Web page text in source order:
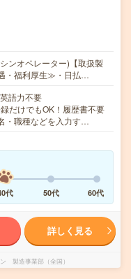
ンオペレーター)【取扱製
・福利厚生≫・日払…
語力不要
だけでもOK！履歴書不要
・職種などを入力す…
代 50代 60代
詳しく見る
製造事業部（全国）